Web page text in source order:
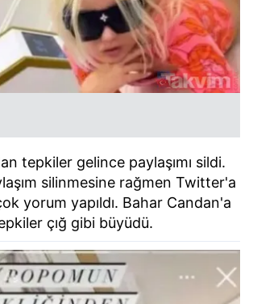
tepkiler gelince paylaşımı sildi.
silinmesine rağmen Twitter'a
yorum yapıldı. Bahar Candan'a
çığ gibi büyüdü.